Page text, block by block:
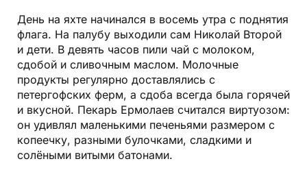
День на яхте начинался в восемь утра с поднятия
флага. На палубу выходили сам Николай Второй
и дети. В девять часов пили чай с молоком,
сдобой и сливочным маслом. Молочные
продукты регулярно доставлялись с
петергофских ферм, а сдоба всегда была горячей
и вкусной. Пекарь Ермолаев считался виртуозом:
он удивлял маленькими печеньями размером с
копеечку, разными булочками, сладкими и
солёными витыми батонами.